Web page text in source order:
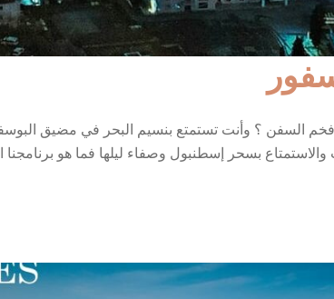
السفن ؟ وأنت تستمتع بنسيم البحر في مضيق
بسحر إسطنبول وصفاء ليلها فما هو
فلكلور تركي فقرات ترفيهية عشاء […]